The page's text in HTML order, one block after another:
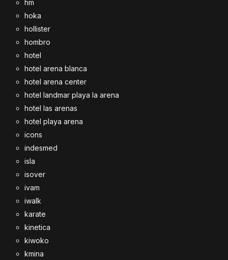
hm
hoka
hollister
hombro
hotel
hotel arena blanca
hotel arena center
hotel landmar playa la arena
hotel las arenas
hotel playa arena
icons
indesmed
isla
isover
ivam
iwalk
karate
kinetica
kiwoko
kmina